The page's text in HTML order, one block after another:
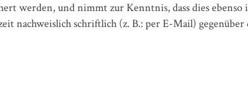
werden, und nimmt zur Kenntnis, dass dies ebenso
nachweislich schriftlich (z. B.: per E-Mail)